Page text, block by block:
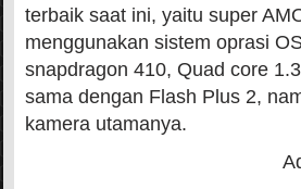
terbaik saat ini, yaitu super
menggunakan sistem oprasi
snapdragon 410, Quad core
sama dengan Flash Plus 2,
kamera utamanya.